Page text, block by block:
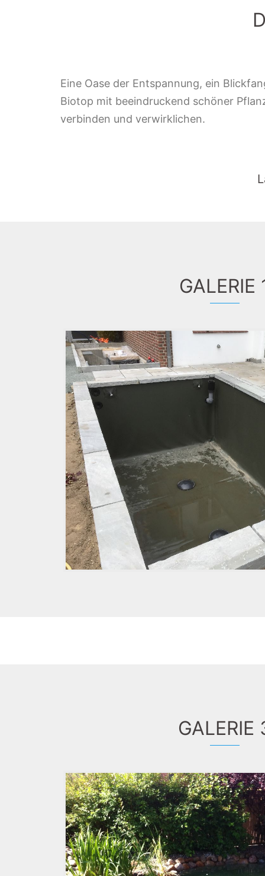
Eine Oase der Entspannung, ein
Biotop mit beeindruckend schöner
verbinden und verwirklichen.
GALERIE
GALERIE